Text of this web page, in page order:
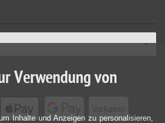
Verwendung von
Inhalte und Anzeigen zu personalisieren,